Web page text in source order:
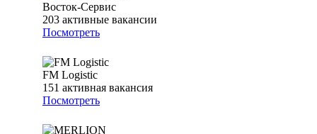
Восток-Сервис
203 активные вакансии
Посмотреть
FM Logistic
151 активная вакансия
Посмотреть